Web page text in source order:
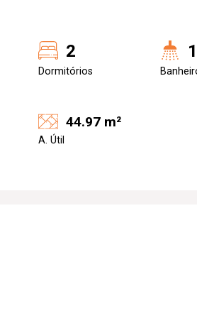
2
Dormitórios
1
44.97 m²
A. Útil